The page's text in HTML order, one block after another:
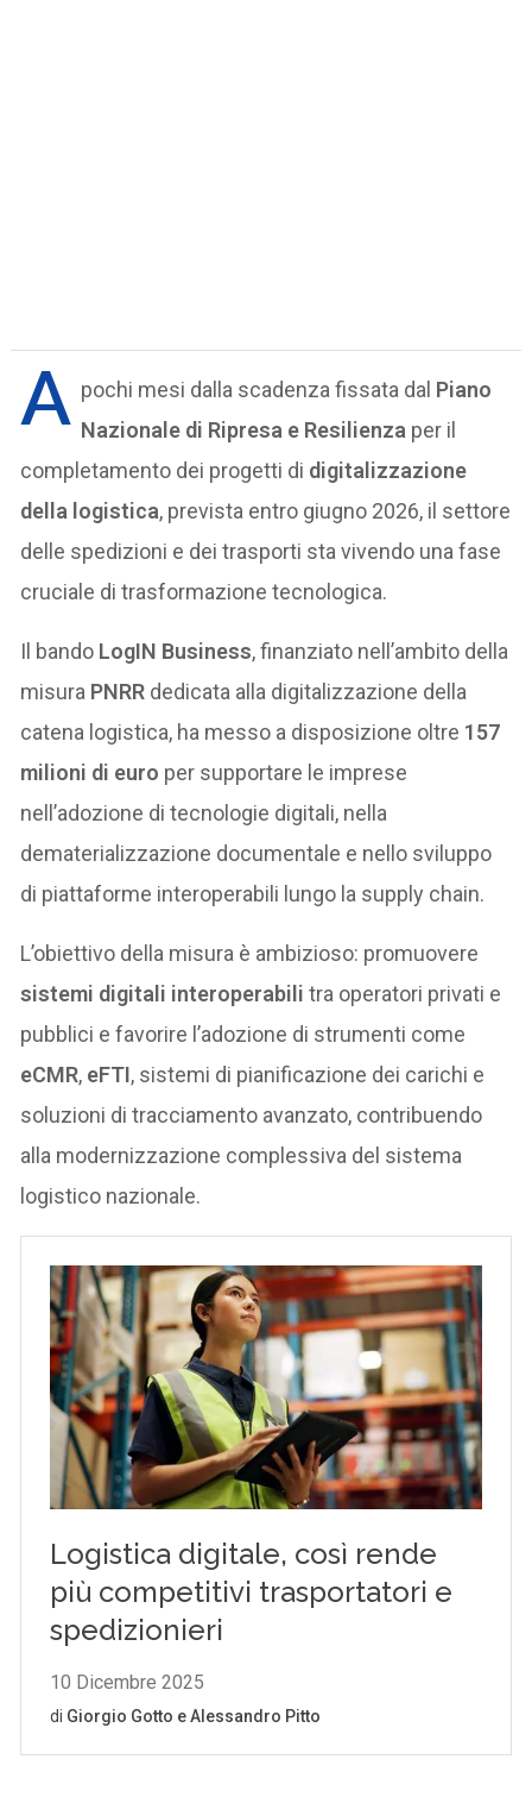
A pochi mesi dalla scadenza fissata dal Piano
Nazionale di Ripresa e Resilienza per il
completamento dei progetti di digitalizzazione
della logistica, prevista entro giugno 2026, il settore
delle spedizioni e dei trasporti sta vivendo una fase
cruciale di trasformazione tecnologica.
Il bando LogIN Business, finanziato nell’ambito della
misura PNRR dedicata alla digitalizzazione della
catena logistica, ha messo a disposizione oltre 157
milioni di euro per supportare le imprese
nell’adozione di tecnologie digitali, nella
dematerializzazione documentale e nello sviluppo
di piattaforme interoperabili lungo la supply chain.
L’obiettivo della misura è ambizioso: promuovere
sistemi digitali interoperabili tra operatori privati e
pubblici e favorire l’adozione di strumenti come
eCMR, eFTI, sistemi di pianificazione dei carichi e
soluzioni di tracciamento avanzato, contribuendo
alla modernizzazione complessiva del sistema
logistico nazionale.